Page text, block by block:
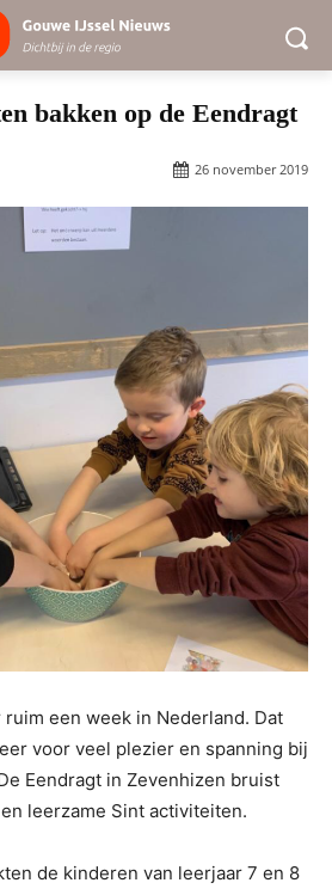
bakken op de Eendragt
26 november 2019
een week in Nederland. Dat
voor veel plezier en spanning bij
Eendragt in Zevenhizen bruist
leerzame Sint activiteiten.
de kinderen van leerjaar 7 en 8